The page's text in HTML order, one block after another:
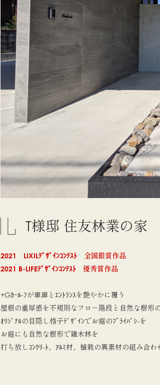
T様邸 住友林業の家
2021 LIXILﾃﾞｻﾞｲﾝｺﾝﾃｽﾄ 全国銀賞作品
2021 B-LIFEﾃﾞｻﾞｲﾝｺﾝﾃｽﾄ 優秀賞作品
+Gｶｰﾙ-ﾌが車庫とｴﾝﾄﾗﾝｽを艶やかに覆う​​
屋根の重厚感を不規則なフロ－階段と自然な樹形
ｵﾘｼﾞﾅﾙの目隠し格子ﾃﾞｻﾞｲﾝでお庭のﾌﾟﾗｲﾊﾞｼ-を
お庭にも自然な樹形で雑木林を
打ち放しｺﾝｸﾘ-ﾄ、ｱﾙﾐ材、植栽の異素材の組み合